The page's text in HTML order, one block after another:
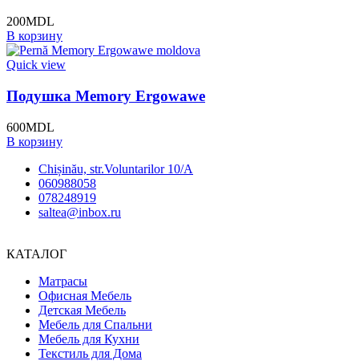
200MDL
В корзину
Quick view
Подушка Memory Ergowawe
600MDL
В корзину
Chișinău, str.Voluntarilor 10/A
060988058
078248919
saltea@inbox.ru
КАТАЛОГ
Матрасы
Офисная Мебель
Детская Мебель
Мебель для Спальни
Мебель для Кухни
Текстиль для Дома